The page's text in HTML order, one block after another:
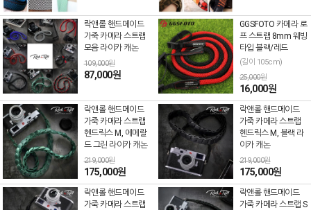
락앤롤 핸드메이드
가죽 카메라 스트랩
모음 라이카 캐논
109,000원
87,000원
GGSFOTO 카메라 로
프 스트랩 8mm 웨빙
타입 블랙/레드
(길이 105cm)
25,000원
16,000원
락앤롤 핸드메이드
가죽 카메라 스트랩
헨드릭스 M, 에메랄
드 그린 라이카 캐논
219,000원
175,000원
락앤롤 핸드메이드
가죽 카메라 스트랩
헨드릭스 M, 블랙 라
이카 캐논
219,000원
175,000원
락앤롤 핸드메이드
가죽 카메라 스트랩
락앤롤 핸드메이드
가죽 카메라 스트랩 S